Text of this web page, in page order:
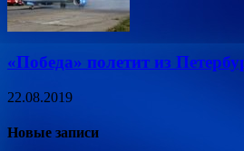
«Победа» полетит из
22.08.2019
Новые записи